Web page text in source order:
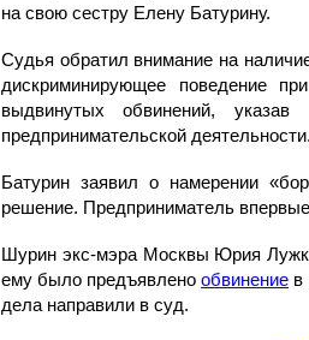
на свою сестру Елену Батурину.
Судья обратил внимание на
дискриминирующее поведение
выдвинутых обвинений,
предпринимательской
Батурин заявил о намерении
решение. Предприниматель
Шурин экс-мэра Москвы Юрия
ему было предъявлено обвинение в
дела направили в суд.